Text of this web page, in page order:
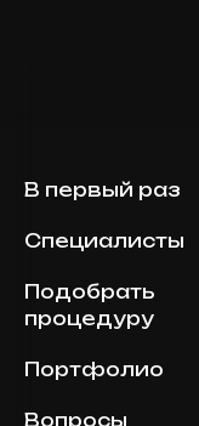
В первый раз
Специалисты
Подобрать
процедуру
Портфолио
Вопросы